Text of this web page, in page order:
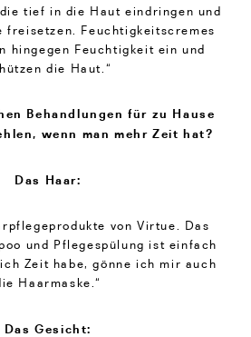
tief in die Haut eindringen und
Feuchtigkeitscremes
hingegen Feuchtigkeit ein und
die Haut.“
Behandlungen für zu Hause
wenn man mehr Zeit hat?
Das Haar:
von Virtue. Das
und Pflegespülung ist einfach
Zeit habe, gönne ich mir auch
Haarmaske.“
Das Gesicht: